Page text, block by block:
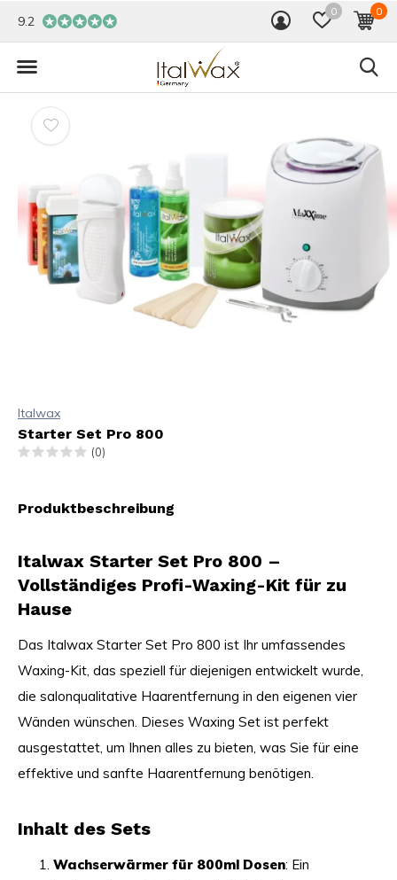
0 0
9.2
Italwax
Starter Set Pro 800
(0)
Produktbeschreibung
Italwax Starter Set Pro 800 –
Vollständiges Profi-Waxing-Kit für zu
Hause
Das Italwax Starter Set Pro 800 ist Ihr umfassendes
Waxing-Kit, das speziell für diejenigen entwickelt wurde,
die salonqualitative Haarentfernung in den eigenen vier
Wänden wünschen. Dieses Waxing Set ist perfekt
ausgestattet, um Ihnen alles zu bieten, was Sie für eine
effektive und sanfte Haarentfernung benötigen.
Inhalt des Sets
Wachserwärmer für 800ml Dosen: Ein